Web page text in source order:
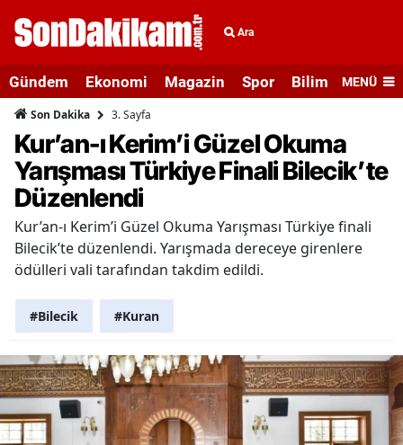
Ara
Gündem Ekonomi Magazin Spor Bilim veMENÜ
Son Dakika 3. Sayfa
Kur’an-ı Kerim’i Güzel Okuma
Yarışması Türkiye Finali Bilecik’te
Düzenlendi
Kur’an-ı Kerim’i Güzel Okuma Yarışması Türkiye finali
Bilecik’te düzenlendi. Yarışmada dereceye girenlere
ödülleri vali tarafından takdim edildi.
#Bilecik #Kuran